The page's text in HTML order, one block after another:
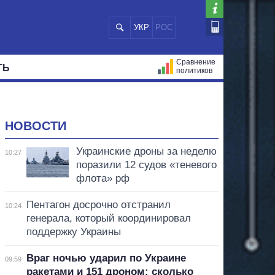
УКР РОС
Сравнение
политиков
НОВОСТИ
10:27
Украинские дроны за неделю
поразили 12 судов «теневого
флота» рф
10:24
Пентагон досрочно отстранил
генерала, который координировал
поддержку Украины
09:59
Враг ночью ударил по Украине
ракетами и 151 дроном: сколько